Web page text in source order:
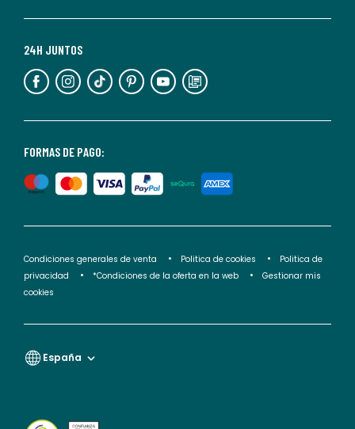
Para
información,
puedes
nuestra
de
privacidad</2>.
FORMAS DE PAGO:
24H JUNTOS
Condiciones generales de venta Politica de cookies
Politica de
privacidad
*Condiciones de la oferta en la web
Gestionar mis
cookies
España